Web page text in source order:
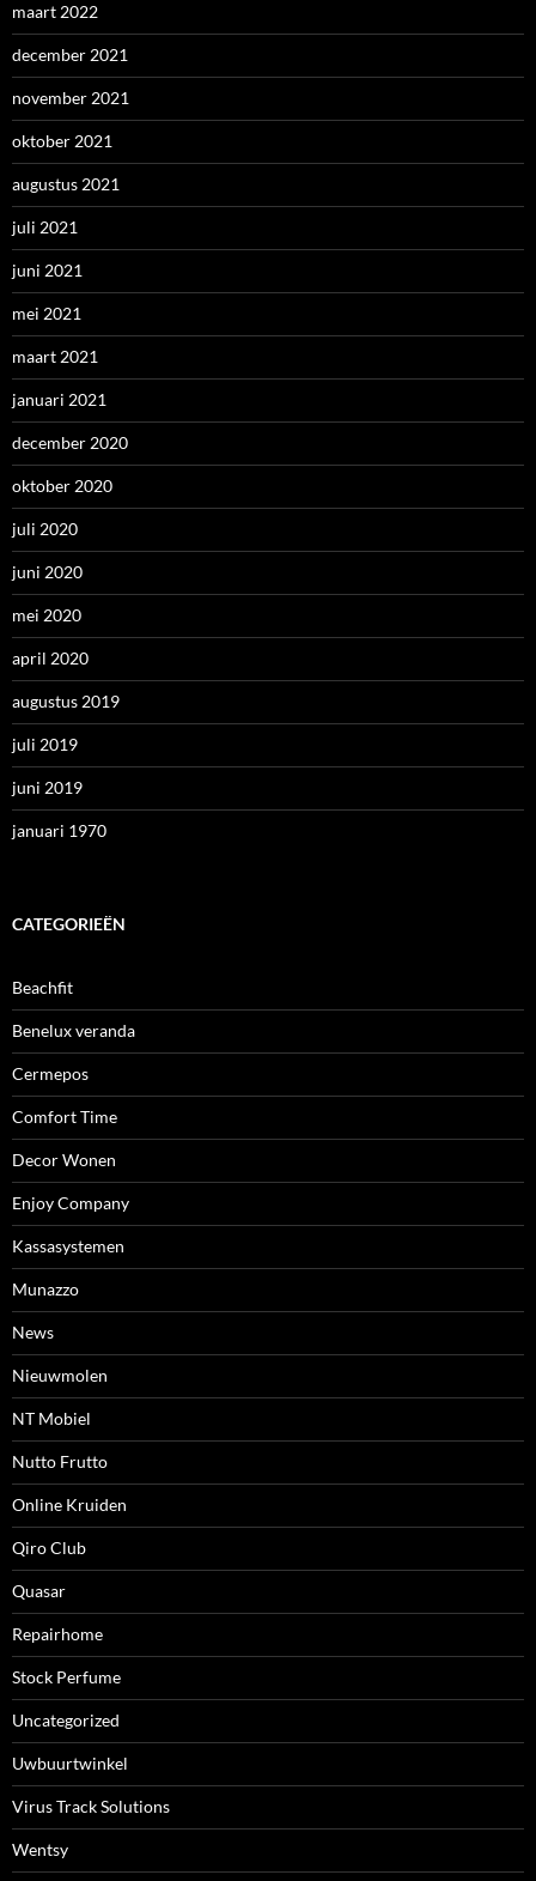
maart 2022
december 2021
november 2021
oktober 2021
augustus 2021
juli 2021
juni 2021
mei 2021
maart 2021
januari 2021
december 2020
oktober 2020
juli 2020
juni 2020
mei 2020
april 2020
augustus 2019
juli 2019
juni 2019
januari 1970
CATEGORIEËN
Beachfit
Benelux veranda
Cermepos
Comfort Time
Decor Wonen
Enjoy Company
Kassasystemen
Munazzo
News
Nieuwmolen
NT Mobiel
Nutto Frutto
Online Kruiden
Qiro Club
Quasar
Repairhome
Stock Perfume
Uncategorized
Uwbuurtwinkel
Virus Track Solutions
Wentsy